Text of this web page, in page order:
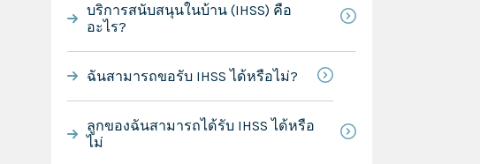
บริการสนับสนุนในบ้าน (IHSS) คือ
อะไร?
ฉันสามารถขอรับ IHSS ได้หรือไม่?
ลูกของฉันสามารถได้รับ IHSS ได้หรือ
ไม่